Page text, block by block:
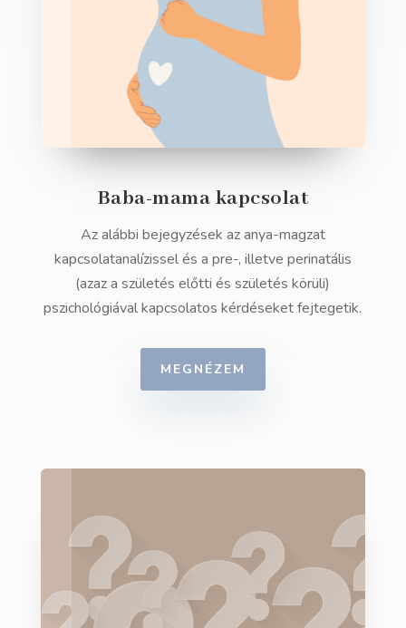
Baba-mama kapcsolat
Az alábbi bejegyzések az anya-magzat
kapcsolatanalízissel és a pre-, illetve perinatális
(azaz a születés előtti és születés körüli)
pszichológiával kapcsolatos kérdéseket fejtegetik.
MEGNÉZEM